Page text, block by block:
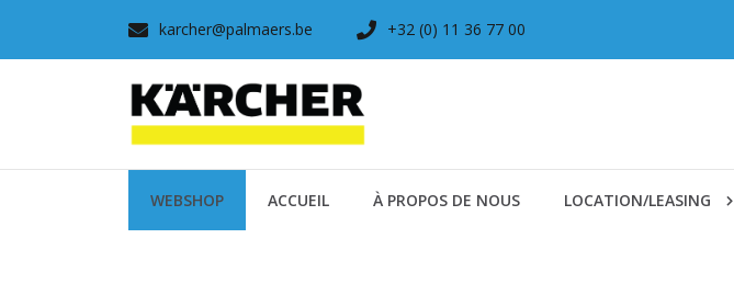
karcher@palmaers.be +32 (0) 11 36 77 00
WEBSHOP ACCUEIL À PROPOS DE NOUS LOCATION/LEASING